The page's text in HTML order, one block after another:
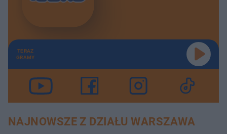
TERAZ
GRAMY
NAJNOWSZE Z DZIAŁU WARSZAWA